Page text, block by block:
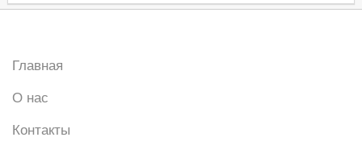
Главная
О нас
Контакты